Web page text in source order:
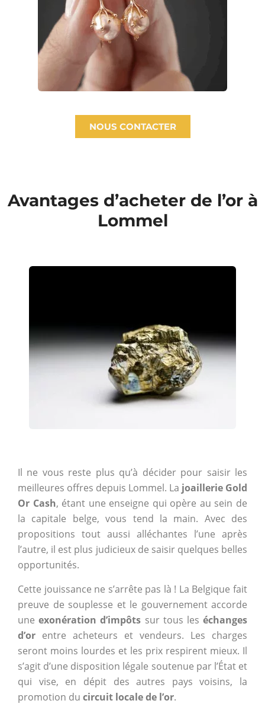
NOUS CONTACTER
Avantages d’acheter de l’or à
Lommel
Il ne vous reste plus qu’à décider pour saisir les
meilleures offres depuis Lommel. La joaillerie Gold
Or Cash, étant une enseigne qui opère au sein de
la capitale belge, vous tend la main. Avec des
propositions tout aussi alléchantes l’une après
l’autre, il est plus judicieux de saisir quelques belles
opportunités.
Cette jouissance ne s’arrête pas là ! La Belgique fait
preuve de souplesse et le gouvernement accorde
uneexonération d’impôts sur tous leséchanges
d’or entre acheteurs et vendeurs. Les charges
seront moins lourdes et les prix respirent mieux. Il
s’agit d’une disposition légale soutenue par l’État et
qui vise, en dépit des autres pays voisins, la
promotion du circuit locale de l’or.